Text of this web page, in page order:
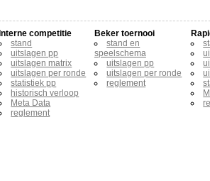
Interne competitie
stand
uitslagen pp
uitslagen matrix
uitslagen per ronde
statistiek pp
historisch verloop
Meta Data
reglement
Beker toernooi
stand en
speelschema
uitslagen pp
uitslagen per ronde
reglement